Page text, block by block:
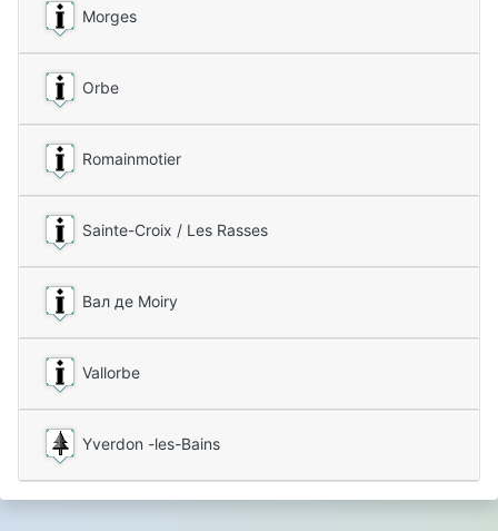
Morges
Orbe
Romainmotier
Sainte-Croix / Les Rasses
Вал де Moiry
Vallorbe
Yverdon -les-Bains